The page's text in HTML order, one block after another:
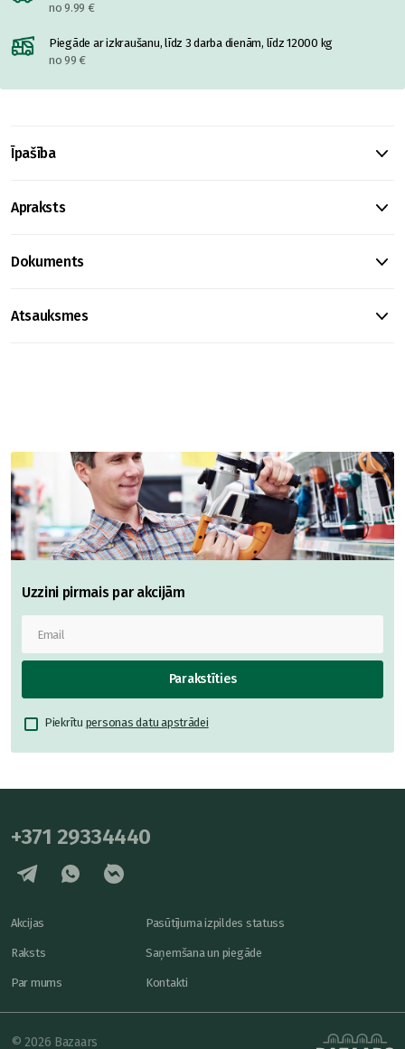
no 9.99 €
Piegāde ar izkraušanu, līdz 3 darba dienām, līdz 12000 kg
no 99 €
Īpašība
Apraksts
Dokuments
Atsauksmes
Uzzini pirmais par akcijām
Parakstīties
Piekrītu personas datu apstrādei
+371 29334440
Akcijas
Raksts
Par mums
Pasūtījuma izpildes statuss
Saņemšana un piegāde
Kontakti
© 2026 Bazaars